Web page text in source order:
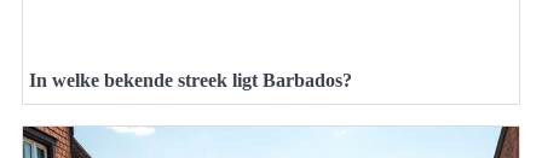
In welke bekende streek ligt Barbados?